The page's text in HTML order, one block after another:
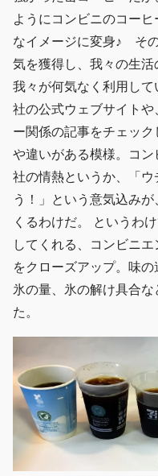
ようにコンビニのコー
なイメージに変身♪ そ
気を獲得し、我々の生
我々が何気なく利用し
社の公式ウェブサイト
ー関係の記事をチェッ
や違いがある模様。コ
社の情熱というか、「
う！」という意気込み
くるわけだ。 というわ
してくれる、コンビニ
をクローズアップ。味の
氷の量、氷の解け具合
た。